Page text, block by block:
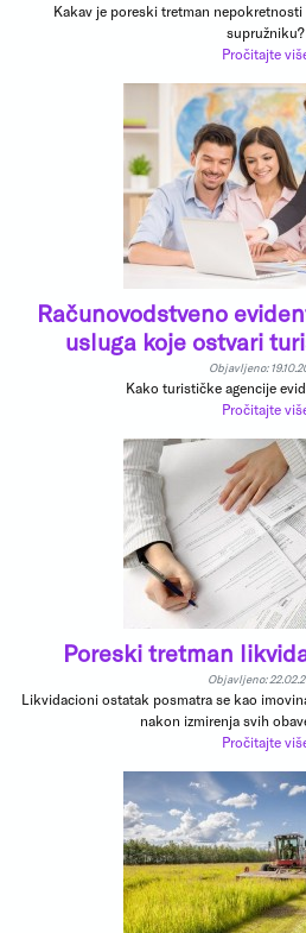
Kakav je poreski tretman
supružniku?
Pročitajte
Računovodstveno
usluga koje ostvari
Objavljeno:
Kako turističke agencije
Pročitajte
Poreski tretman
Objavljeno:
Likvidacioni ostatak posmatra se kao
nakon izmirenja svih
Pročitajte